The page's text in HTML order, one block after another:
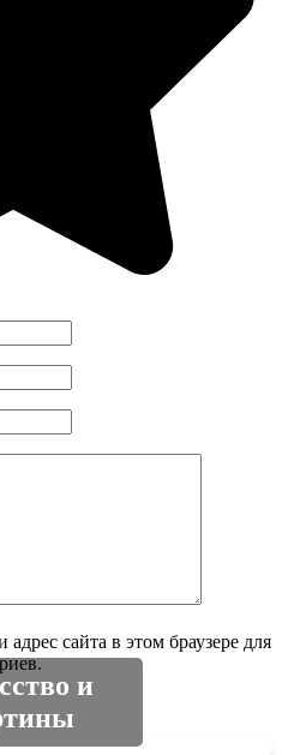
сайта в этом браузере для
и